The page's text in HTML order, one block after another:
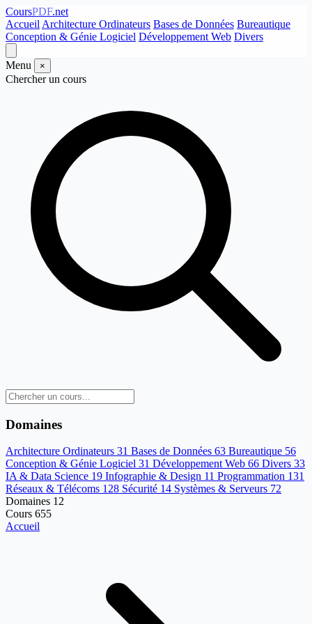
CoursPDF.net
Accueil Architecture Ordinateurs Bases de Données Bureautique
Conception & Génie Logiciel Développement Web Divers
Menu ×
Chercher un cours
Domaines
Architecture Ordinateurs 31 Bases de Données 63 Bureautique 56
Conception & Génie Logiciel 31 Développement Web 66 Divers 33
IA & Data Science 19 Infographie & Design 11 Programmation 131
Réseaux & Télécoms 128 Sécurité 14 Systèmes & Serveurs 72
Domaines 12
Cours 655
Accueil